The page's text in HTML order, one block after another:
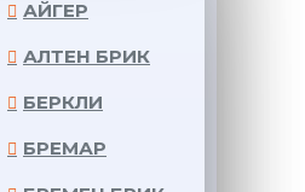
АЙГЕР
АЛТЕН БРИК
БЕРКЛИ
БРЕМАР